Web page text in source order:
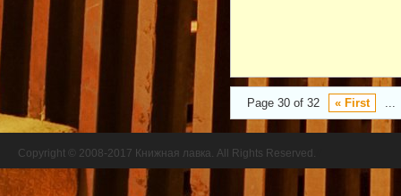
Page 30 of 32 « First ...
Copyright © 2008-2017 Книжная лавка. All Rights Reserved.